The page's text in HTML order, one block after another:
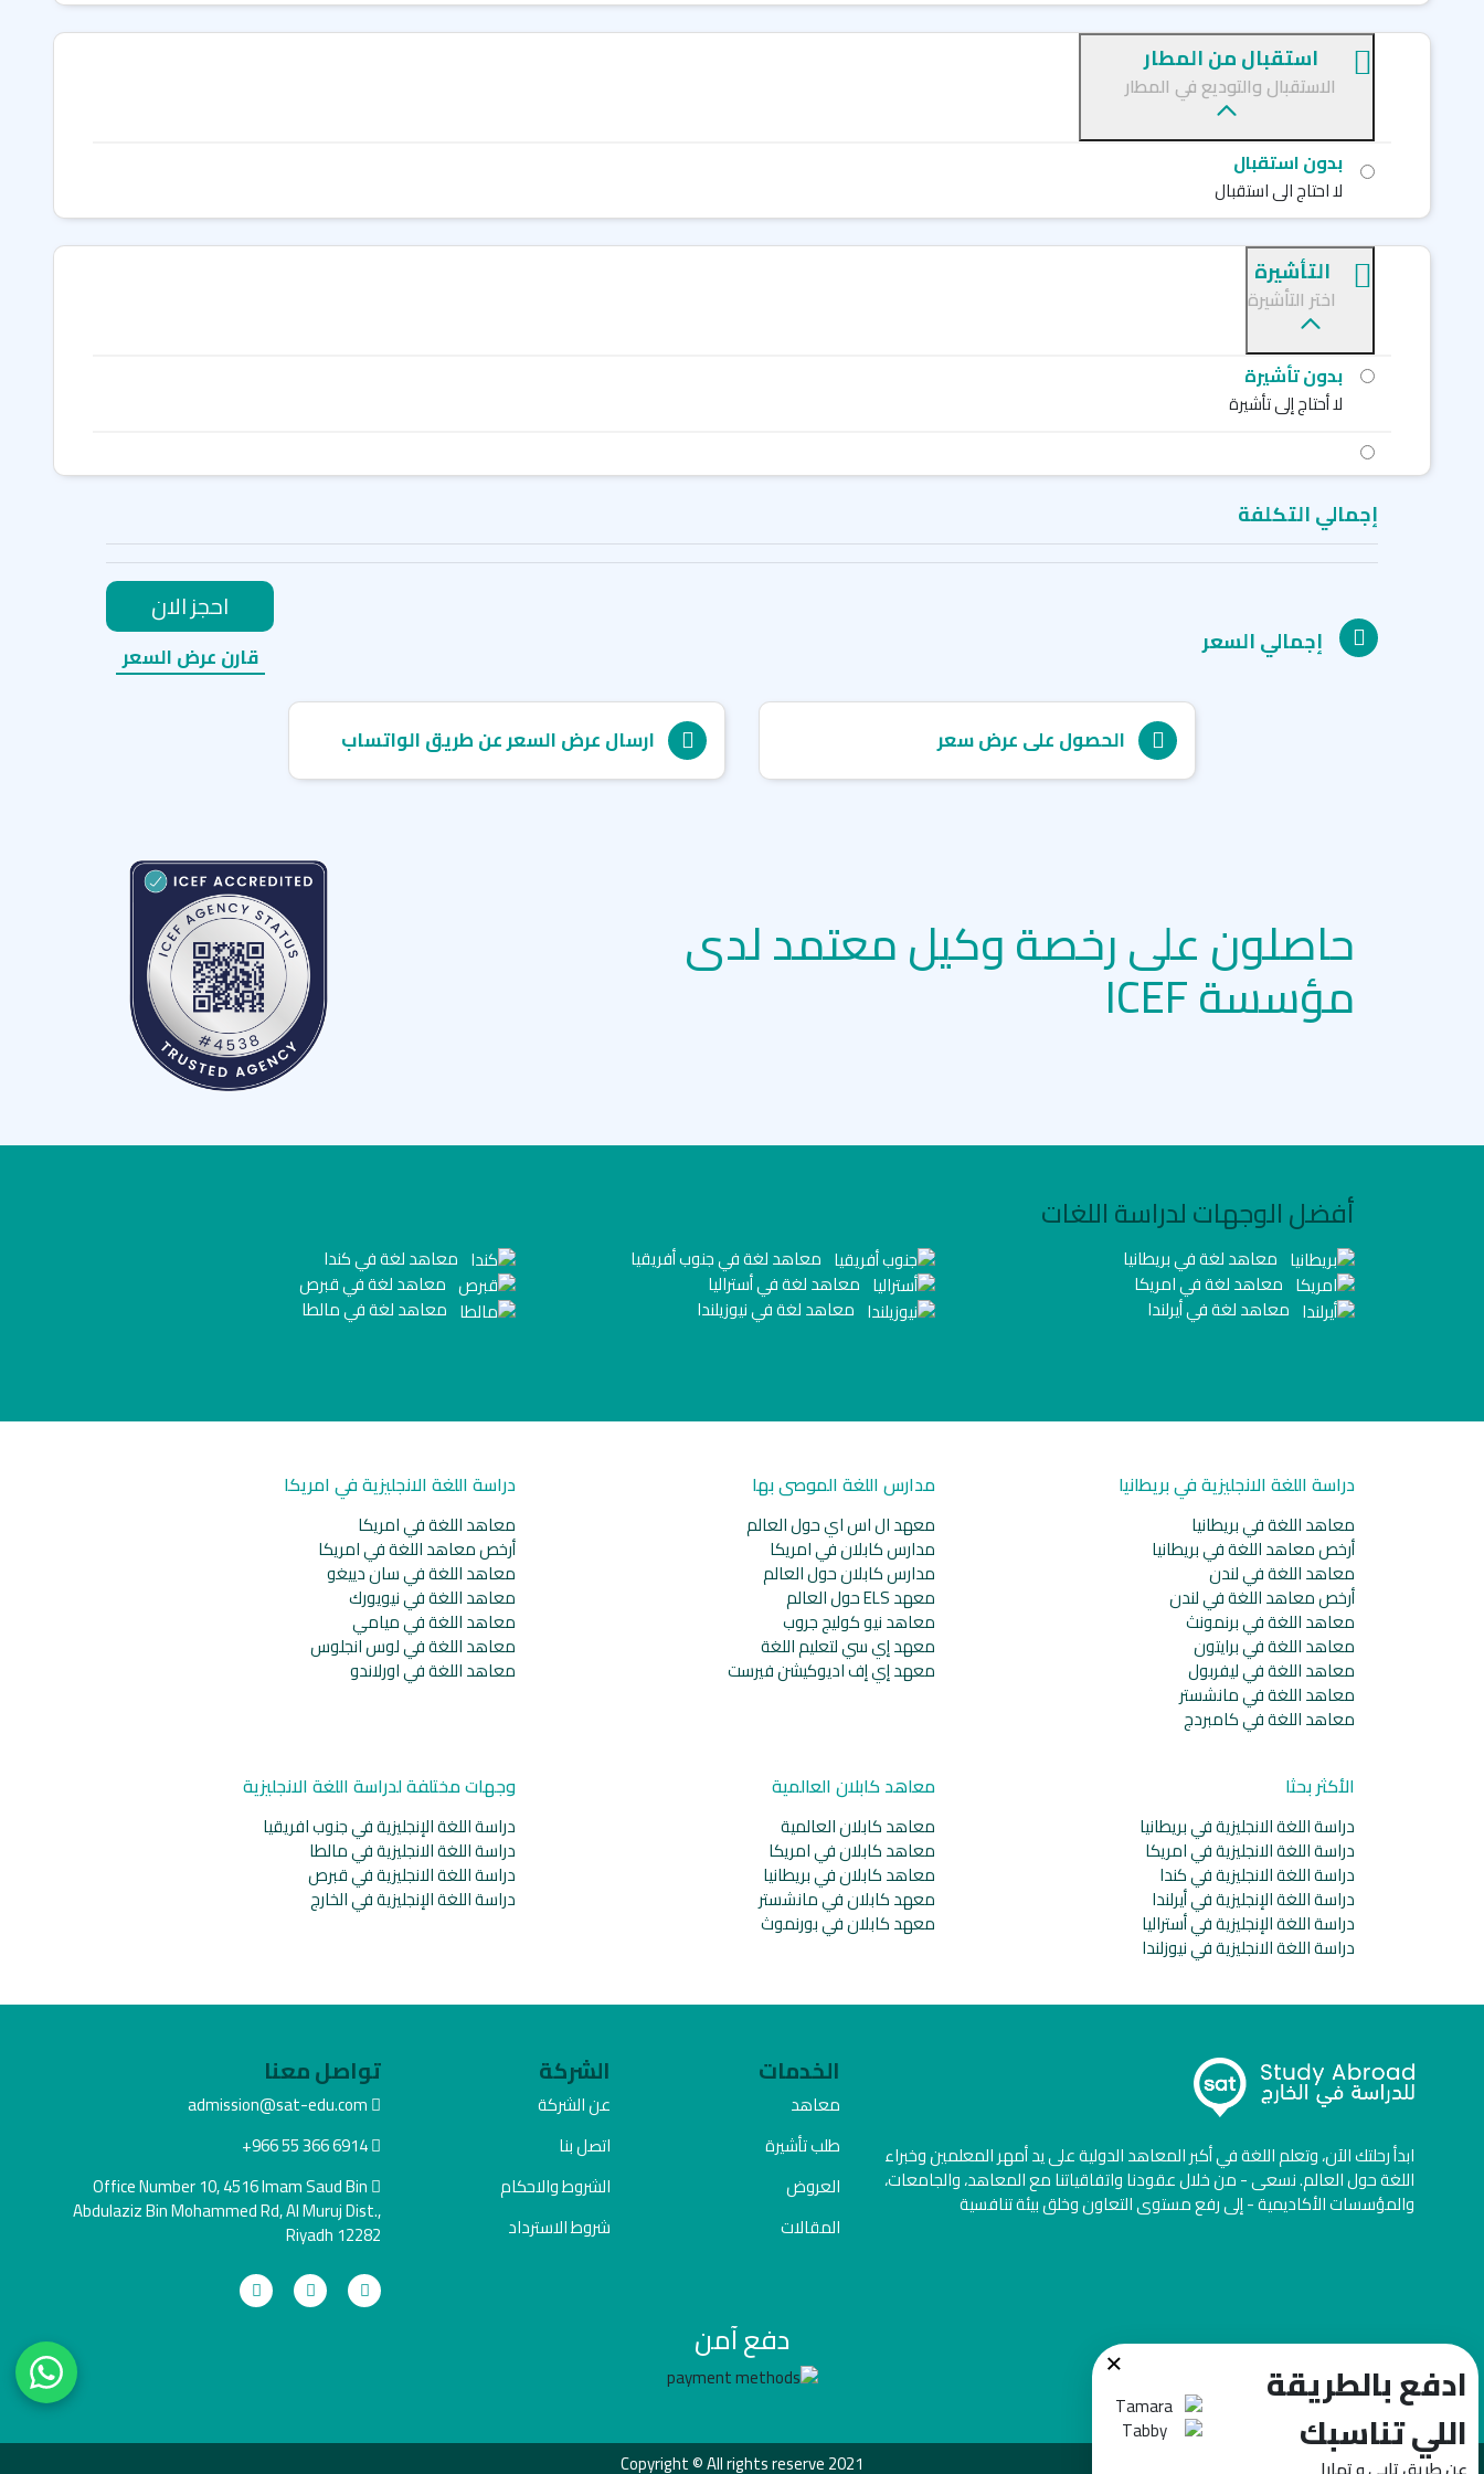
استقبال من المطار
الاستقبال والتوديع في المطار
بدون استقبال
لا احتاج الى استقبال
التأشيرة
اختر التأشيرة
بدون تأشيرة
لا أحتاج إلى تأشيرة
إجمالي التكلفة
إجمالي السعر
احجز الان
قارن عرض السعر
الحصول على عرض سعر ارسال عرض السعر عن طريق الواتساب
حاصلون على رخصة وكيل معتمد لدى
مؤسسة ICEF
أفضل الوجهات لدراسة اللغات
معاهد لغة في بريطانيا
معاهد لغة في امريكا
معاهد لغة في أيرلندا
معاهد لغة في جنوب أفريقيا
معاهد لغة في أستراليا
معاهد لغة في نيوزيلندا
معاهد لغة في كندا
معاهد لغة في قبرص
معاهد لغة في مالطا
دراسة اللغة الانجليزية في بريطانيا
معاهد اللغة في بريطانيا
أرخص معاهد اللغة في بريطانيا
معاهد اللغة في لندن
أرخص معاهد اللغة في لندن
معاهد اللغة في برنمونث
معاهد اللغة في برايتون
معاهد اللغة في ليفربول
معاهد اللغة في مانشستر
معاهد اللغة في كامبردج
مدارس اللغة الموصى بها
معهد ال اس اي حول العالم
مدارس كابلان في امريكا
مدارس كابلان حول العالم
معهد ELS حول العالم
معاهد نيو كوليج جروب
معهد إي سي لتعليم اللغة
معهد إي إف اديوكيشن فيرست
دراسة اللغة الانجليزية في امريكا
معاهد اللغة في امريكا
أرخص معاهد اللغة في امريكا
معاهد اللغة في سان دييغو
معاهد اللغة في نيويورك
معاهد اللغة في ميامي
معاهد اللغة في لوس انجلوس
معاهد اللغة في اورلاندو
الأكثر بحثا
دراسة اللغة الانجليزية في بريطانيا
دراسة اللغة الانجليزية في امريكا
دراسة اللغة الانجليزية في كندا
دراسة اللغة الإنجليزية في أيرلندا
دراسة اللغة الإنجليزية في أستراليا
دراسة اللغة الانجليزية في نيوزلندا
معاهد كابلان العالمية
معاهد كابلان العالمية
معاهد كابلان في امريكا
معاهد كابلان في بريطانيا
معهد كابلان في مانشستر
معهد كابلان في بورنموث
وجهات مختلفة لدراسة اللغة الانجليزية
دراسة اللغة الإنجليزية في جنوب افريقيا
دراسة اللغة الانجليزية في مالطا
دراسة اللغة الانجليزية في قبرص
دراسة اللغة الإنجليزية في الخارج
ابدأ رحلتك الآن، وتعلم اللغة في أكبر المعاهد الدولية على يد أمهر المعلمين وخبراء
اللغة حول العالم. نسعى - من خلال عقودنا واتفاقياتنا مع المعاهد، والجامعات،
والمؤسسات الأكاديمية - إلى رفع مستوى التعاون وخلق بيئة تنافسية
الخدمات
معاهد
طلب تأشيرة
العروض
المقالات
الشركة
عن الشركة
اتصل بنا
الشروط والاحكام
شروط الاسترداد
تواصل معنا
admission@sat-edu.com
+966 55 366 6914
Office Number 10, 4516 Imam Saud Bin
Abdulaziz Bin Mohammed Rd, Al Muruj Dist.,
Riyadh 12282
دفع آمن
Copyright © All rights reserve 2021
×
ادفع بالطريقة
اللي تناسبك